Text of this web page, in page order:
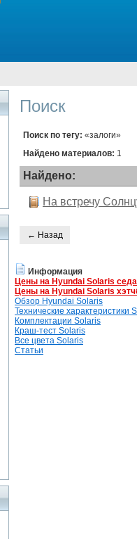
Поиск
Поиск по тегу: «залоги»
Найдено материалов: 1
Найдено:
На встречу
← Назад
Информация
Цены на Hyundai Solaris
Цены на Hyundai Solaris
Обзор Hyundai Solaris
Технические характеристики
Комплектации Solaris
Краш-тест Solaris
Все цвета Solaris
Статьи